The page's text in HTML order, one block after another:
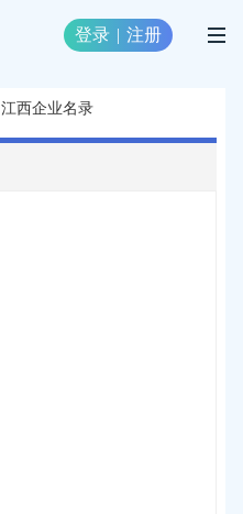
登录 | 注册
江西企业名录